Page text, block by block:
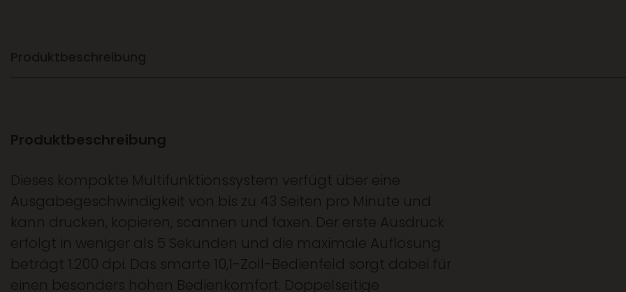
Produktbeschreibung
Dieses kompakte Multifunktionssystem verfügt über eine
Ausgabegeschwindigkeit von bis zu 43 Seiten pro Minute und
kann drucken, kopieren, scannen und faxen. Der erste Ausdruck
erfolgt in weniger als 5 Sekunden und die maximale Auflösung
beträgt 1.200 dpi. Das smarte 10,1-Zoll-Bedienfeld sorgt dabei für
einen besonders hohen Bedienkomfort. Doppelseitige